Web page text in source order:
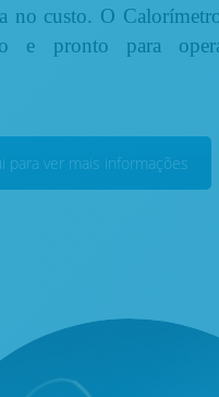
no custo. O
e pronto para
para ver mais informações